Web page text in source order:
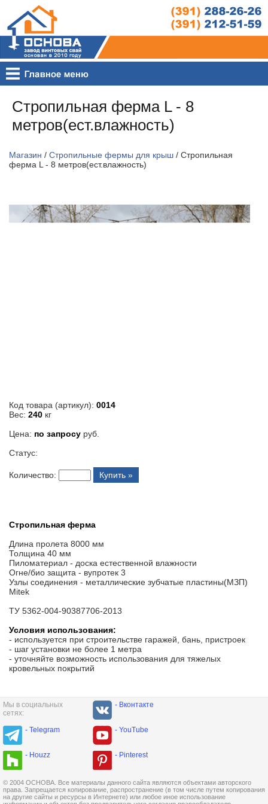
Стропильная ферма L - 8
метров(ест.влажность)
Магазин / Стропильные фермы для крыш / Стропильная
ферма L - 8 метров(ест.влажность)
Код товара (артикул): 0014
Вес: 240 кг
Цена: по запросу руб.
Статус:
Количество: Купить »
Стропильная ферма
Длина пролета 8000 мм
Толщина 40 мм
Пиломатериал - доска естественной влажности
Огне/био защита - вупротек 3
Узлы соединения - металлические зубчатые пластины(МЗП)
Mitek
ТУ 5362-004-90387706-2013
Условия использования:
- используется при строительстве гаражей, бань, пристроек
- шаг установки не более 1 метра
- уточняйте возможность использования для тяжелых
кровельных покрытий
Мы в социальных
сетях:
- Вконтакте
- Telegram - YouTube
- Houzz - Pinterest
© 2004 ОСНОВА. Все материалы данного сайта являются объектами авторского
права. Запрещается копирование, распространение (в том числе путем копирования
на другие сайты и ресурсы в Интернете) или любое иное использование